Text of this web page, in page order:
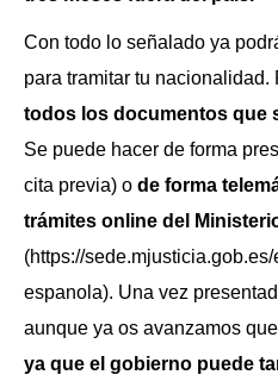
Con todo lo señalado ya
para tramitar tu nacionalidad.
todos los documentos que
Se puede hacer de forma
cita previa) o de forma
trámites online del
(https://
espanola). Una vez
aunque ya os avanzamos
ya que el gobierno puede